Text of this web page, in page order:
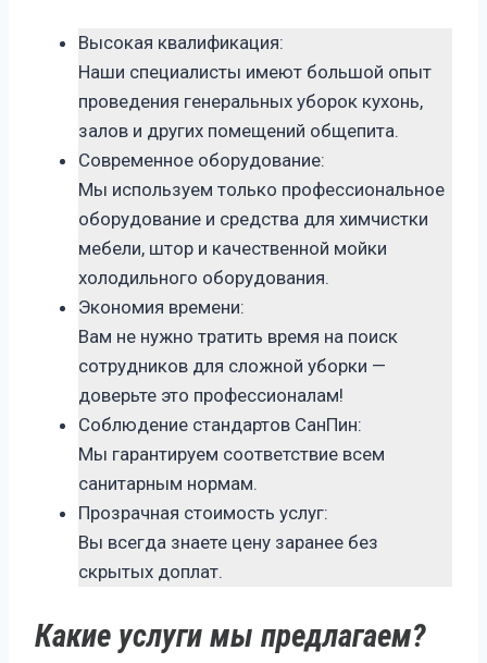
Высокая квалификация:
Наши специалисты имеют большой опыт
проведения генеральных уборок кухонь,
залов и других помещений общепита.
Современное оборудование:
Мы используем только профессиональное
оборудование и средства для химчистки
мебели, штор и качественной мойки
холодильного оборудования.
Экономия времени:
Вам не нужно тратить время на поиск
сотрудников для сложной уборки —
доверьте это профессионалам!
Соблюдение стандартов СанПин:
Мы гарантируем соответствие всем
санитарным нормам.
Прозрачная стоимость услуг:
Вы всегда знаете цену заранее без
скрытых доплат.
Какие услуги мы предлагаем?